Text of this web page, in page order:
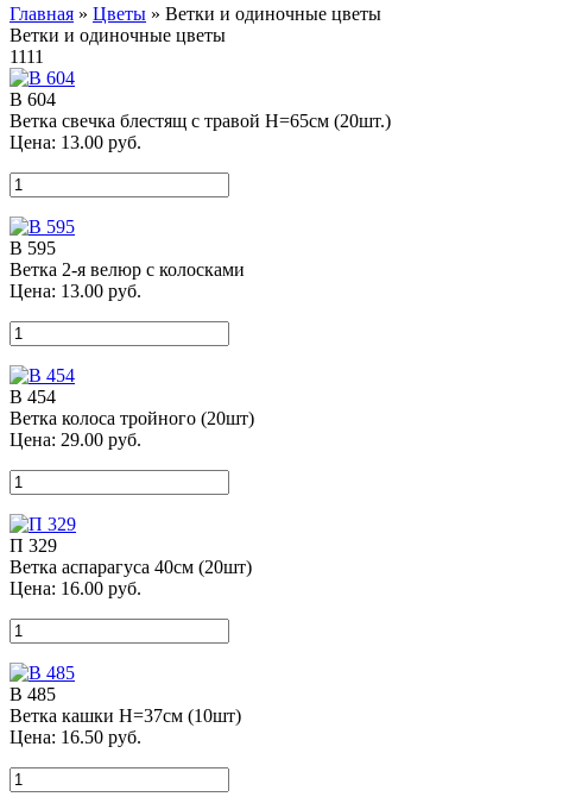
Главная » Цветы » Ветки и одиночные цветы
Ветки и одиночные цветы
1111
В 604
Ветка свечка блестящ с травой Н=65см (20шт.)
Цена: 13.00 руб.
В 595
Ветка 2-я велюр с колосками
Цена: 13.00 руб.
В 454
Ветка колоса тройного (20шт)
Цена: 29.00 руб.
П 329
Ветка аспарагуса 40см (20шт)
Цена: 16.00 руб.
В 485
Ветка кашки Н=37см (10шт)
Цена: 16.50 руб.